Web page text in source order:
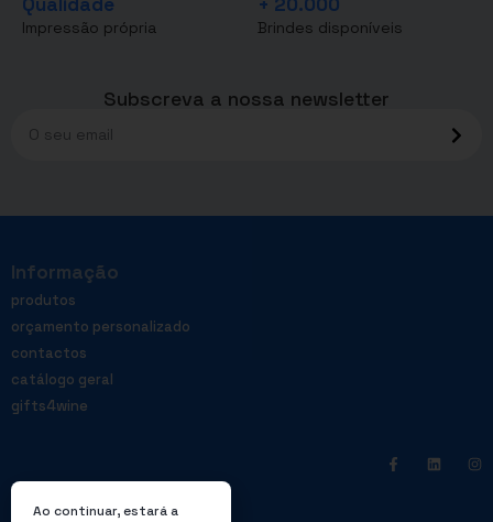
Impressão própria Brindes disponíveis
Subscreva a nossa newsletter
Informação
produtos
orçamento personalizado
contactos
catálogo geral
gifts4wine
Ao continuar, estará a